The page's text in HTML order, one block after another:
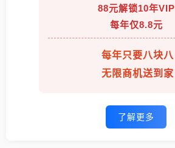
88元解锁10年VIP
每年仅8.8元
每年只要八块八
无限商机送到家
了解更多